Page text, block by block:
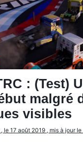
: (Test)
malgré
visibles
le 17 août 2019 , mis à jour